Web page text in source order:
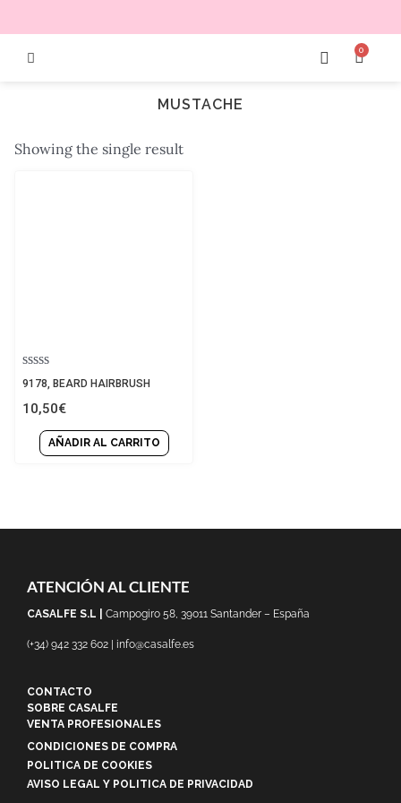
0
MUSTACHE
Showing the single result
Rated
out
9178, BEARD HAIRBRUSH
10,50€
AÑADIR AL CARRITO
ATENCIÓN AL CLIENTE
CASALFE S.L | Campogiro 58, 39011 Santander – España
(+34) 942 332 602 | info@casalfe.es
CONTACTO
SOBRE CASALFE
VENTA PROFESIONALES
CONDICIONES DE COMPRA
POLITICA DE COOKIES
AVISO LEGAL Y POLITICA DE PRIVACIDAD